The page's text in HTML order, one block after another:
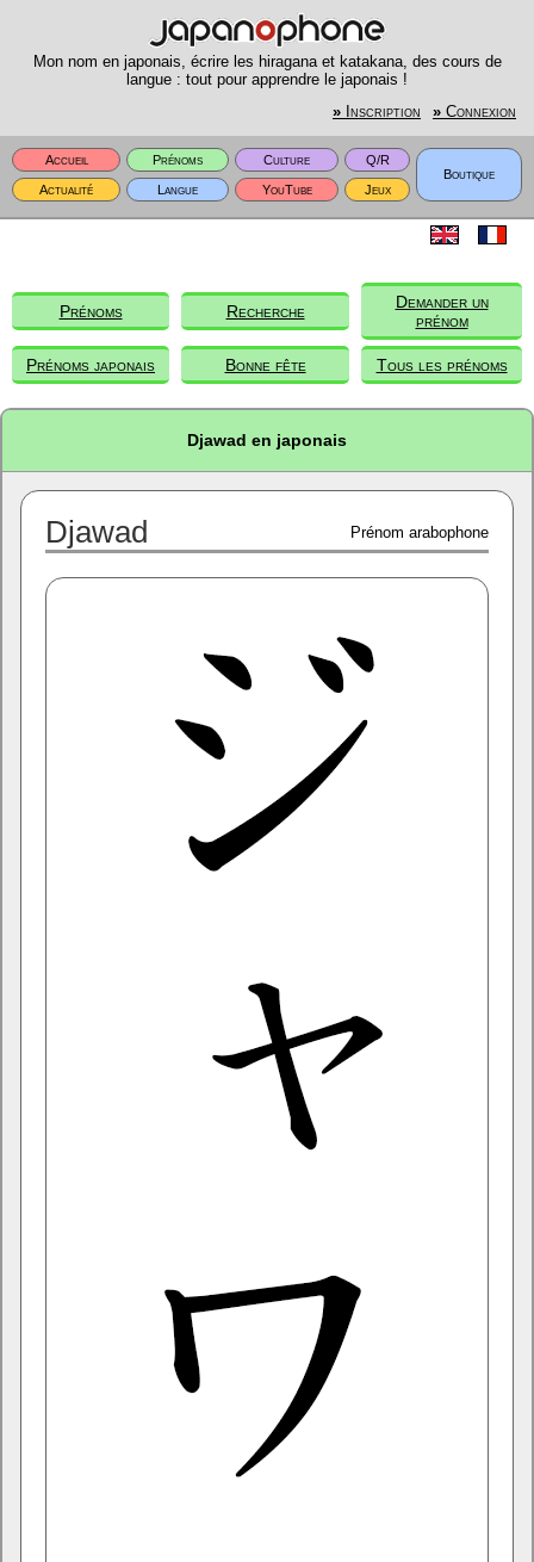
Mon nom en japonais, écrire les hiragana et katakana, des cours de
langue : tout pour apprendre le japonais !
» Inscription » Connexion
Accueil Prénoms Culture
Q/R
Boutique
Actualité
Langue YouTube Jeux
Prénoms Recherche
Demander un
prénom
Prénoms japonais Bonne fête Tous les prénoms
Djawad en japonais
Djawad Prénom arabophone